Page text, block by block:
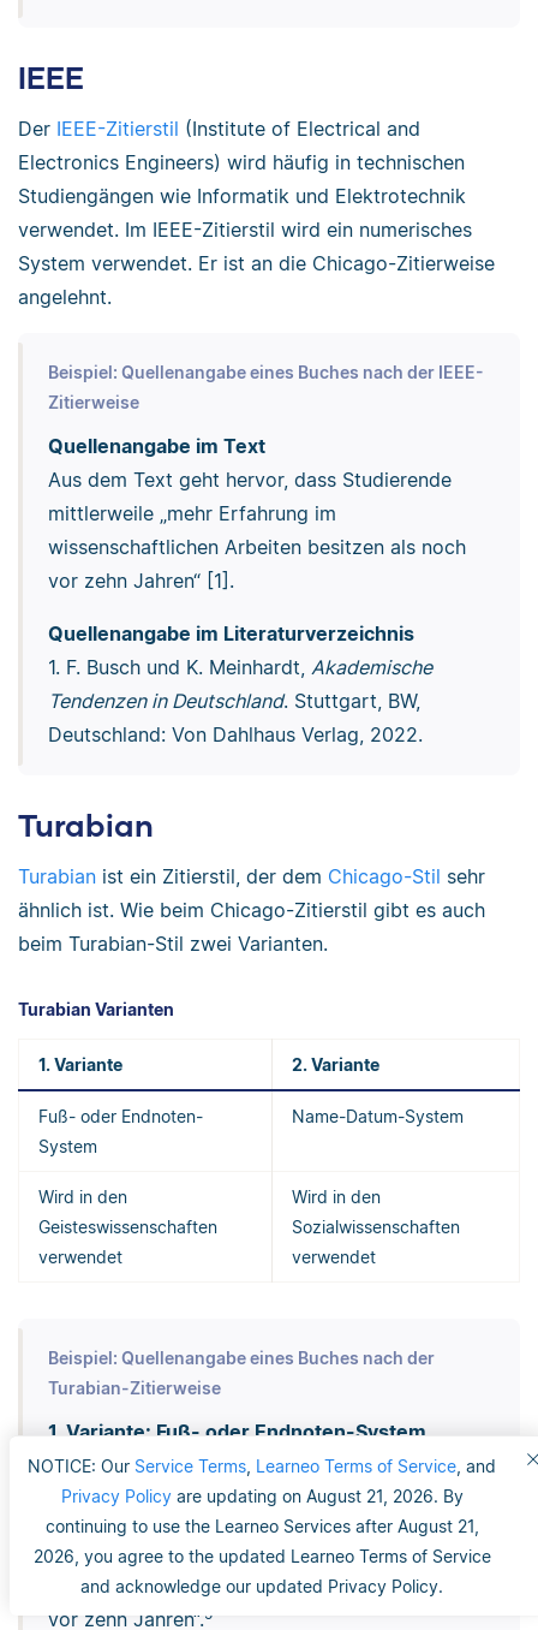
NOTICE: Our Service Terms Learneo Terms of Service , and
Privacy Policyare updating on August 21, 2026. By
continuing to use the Learneo Services after August 21,
2026, you agree to the updated Learneo Terms of Service
and acknowledge our updated Privacy Policy.
IEEE
Der IEEE-Zitierstil (Institute of Electrical and
Electronics Engineers) wird häufig in technischen
Studiengängen wie Informatik und Elektrotechnik
verwendet. Im IEEE-Zitierstil wird ein numerisches
System verwendet. Er ist an die Chicago-Zitierweise
angelehnt.
Beispiel: Quellenangabe eines Buches nach der IEEE-
Zitierweise
Quellenangabe im Text
Aus dem Text geht hervor, dass Studierende
mittlerweile „mehr Erfahrung im
wissenschaftlichen Arbeiten besitzen als noch
vor zehn Jahren“ [1].
Quellenangabe im Literaturverzeichnis
1. F. Busch und K. Meinhardt, Akademische
Tendenzen in Deutschland. Stuttgart, BW,
Deutschland: Von Dahlhaus Verlag, 2022.
Turabian
Turabian ist ein Zitierstil, der dem Chicago-Stil sehr
ähnlich ist. Wie beim Chicago-Zitierstil gibt es auch
beim Turabian-Stil zwei Varianten.
Turabian Varianten
1. Variante 2. Variante
Fuß- oder Endnoten-
System
Name-Datum-System
Wird in den
Geisteswissenschaften
verwendet
Wird in den
Sozialwissenschaften
verwendet
Beispiel: Quellenangabe eines Buches nach der
Turabian-Zitierweise
1. Variante: Fuß- oder Endnoten-System
Quellenangabe im Text
Aus dem Text geht hervor, dass Studierende
mittlerweile „mehr Erfahrung im
wissenschaftlichen Arbeiten besitzen als noch
vor zehn Jahren“.5